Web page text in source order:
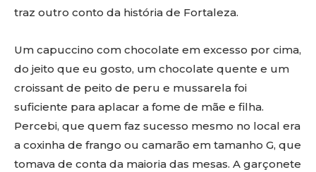
traz outro conto da história de Fortaleza.
Um capuccino com chocolate em excesso por cima,
do jeito que eu gosto, um chocolate quente e um
croissant de peito de peru e mussarela foi
suficiente para aplacar a fome de mãe e filha.
Percebi, que quem faz sucesso mesmo no local era
a coxinha de frango ou camarão em tamanho G, que
tomava de conta da maioria das mesas. A garçonete